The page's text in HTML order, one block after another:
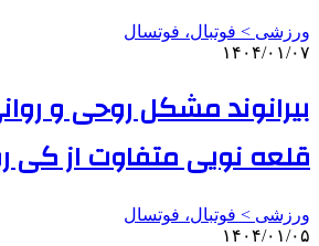
ورزشی > فوتبال، فوتسال
۱۴۰۴/۰۱/۰۷
بیرانوند مشکل روحی و
قلعه نویی متفاوت از
ورزشی > فوتبال، فوتسال
۱۴۰۴/۰۱/۰۵